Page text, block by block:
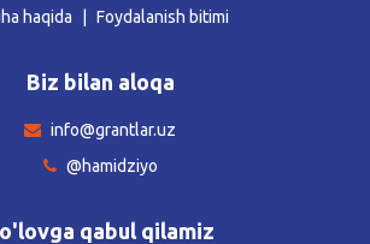
haqida
Foydalanish bitimi
Biz bilan aloqa
info@grantlar.uz
@hamidziyo
qabul qilamiz